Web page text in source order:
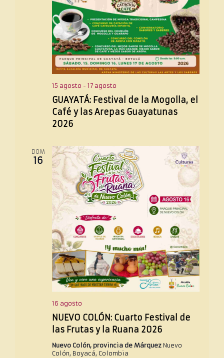
GUAYATÁ: Festival de la Mogolla, el
Café y las Arepas Guayatunas
2026
15 agosto - 17 agosto
DOM
16
NUEVO COLÓN: Cuarto Festival de
las Frutas y la Ruana 2026
16 agosto
Nuevo Colón, provincia de Márquez Nuevo
Colón, Boyacá, Colombia